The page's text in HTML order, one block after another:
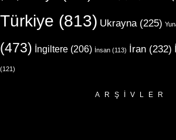
Türkiye (813) Ukrayna(225)
(473) İngiltere (206) İnsan (113) İran (232)
(121)
ARŞIVLER